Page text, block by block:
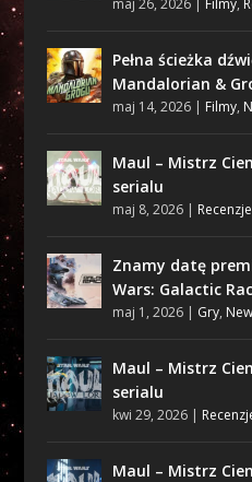
Pełna ścieżka
Mandalorian &
maj 14, 2026| Filmy,
Maul – Mistrz
serialu
maj 8, 2026| Recenzje
Znamy datę
Wars: Galactic
maj 1, 2026| Gry,
Maul – Mistrz
serialu
kwi 29, 2026|
Maul – Mistrz